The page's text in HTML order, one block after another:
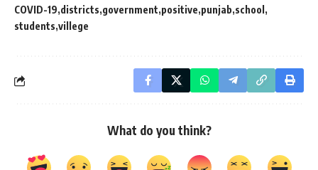
COVID-19 districts government positive punjab school
students villege
What do you think?